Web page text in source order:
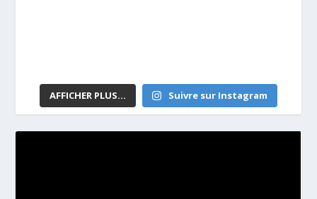
AFFICHER PLUS... Suivre sur Instagram